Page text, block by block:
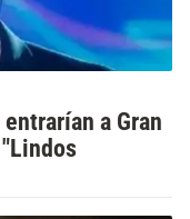
a Gran